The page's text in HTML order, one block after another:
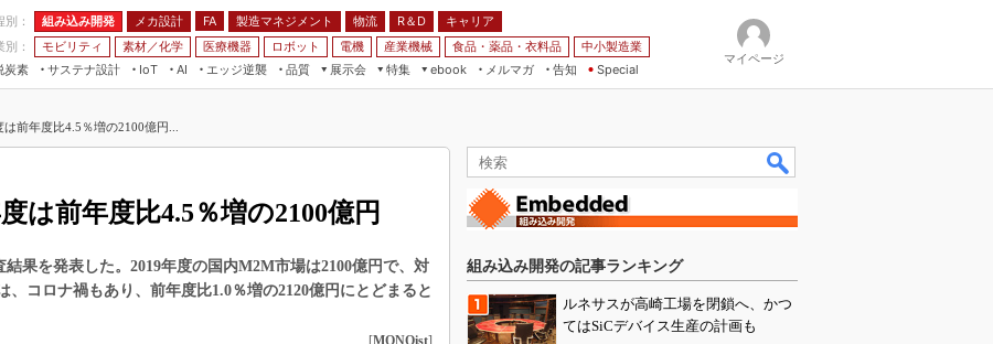
別： 組み込み開発 メカ設計 FA 製造マネジメント 物流 R＆D
キャリア
別：
モビリティ 素材／化学 医療機器 ロボット 電機 産業機械 食品・薬品・衣料品
中小製造業
炭素
サステナ設計
IoT
AI
全
エッジ逆襲 品質
展示会
JIMTOF
IIFES
ジャパンモビリティショー
特集
つながるクルマ
FPGA
組み込み画像技術
ebook
素材／化学
メルマガ
告知 Special
マイページ
前年度比4.5％増の2100億円...
は前年度比4.5％増の2100億円
果を発表した。2019年度の国内M2M市場は2100億円で、対
、コロナ禍もあり、前年度比1.0％増の2120億円にとどまると
[MONOist]
組み込み開発の記事ランキング
ルネサスが高崎工場を閉鎖へ、かつ
てはSiCデバイス生産の計画も